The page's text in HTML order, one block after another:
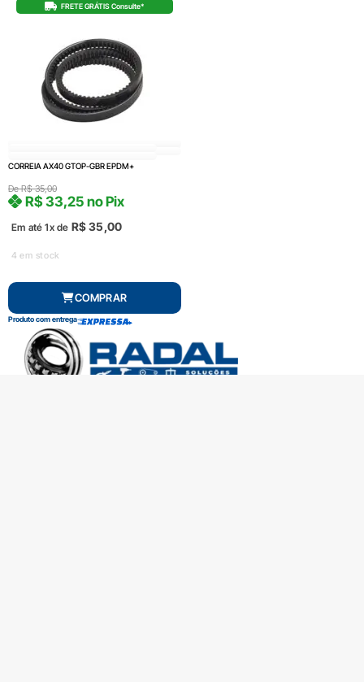
FRETE GRÁTIS Consulte*
CORREIA AX40 GTOP-GBR EPDM+
DeR$35,00
Em até 1x de R$35,00
R$33,25 no Pix
4 em stock
COMPRAR
Produto com entrega